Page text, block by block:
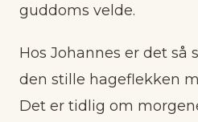
guddoms velde.
Hos Johannes er det så
den stille hageflekken
Det er tidlig om